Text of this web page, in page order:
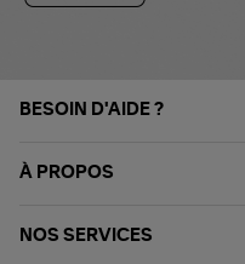
BESOIN D'AIDE ?
À PROPOS
NOS SERVICES